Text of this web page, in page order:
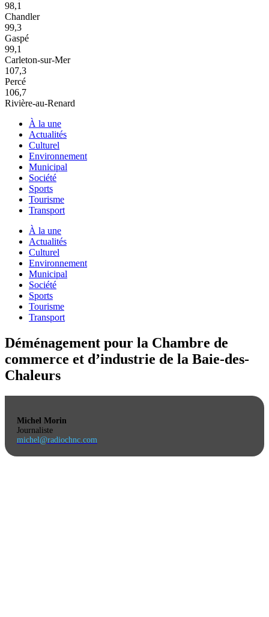
98,1
Chandler
99,3
Gaspé
99,1
Carleton-sur-Mer
107,3
Percé
106,7
Rivière-au-Renard
À la une
Actualités
Culturel
Environnement
Municipal
Société
Sports
Tourisme
Transport
À la une
Actualités
Culturel
Environnement
Municipal
Société
Sports
Tourisme
Transport
Déménagement pour la Chambre de
commerce et d’industrie de la Baie-des-
Chaleurs
Michel Morin
Journaliste
michel@radiochnc.com